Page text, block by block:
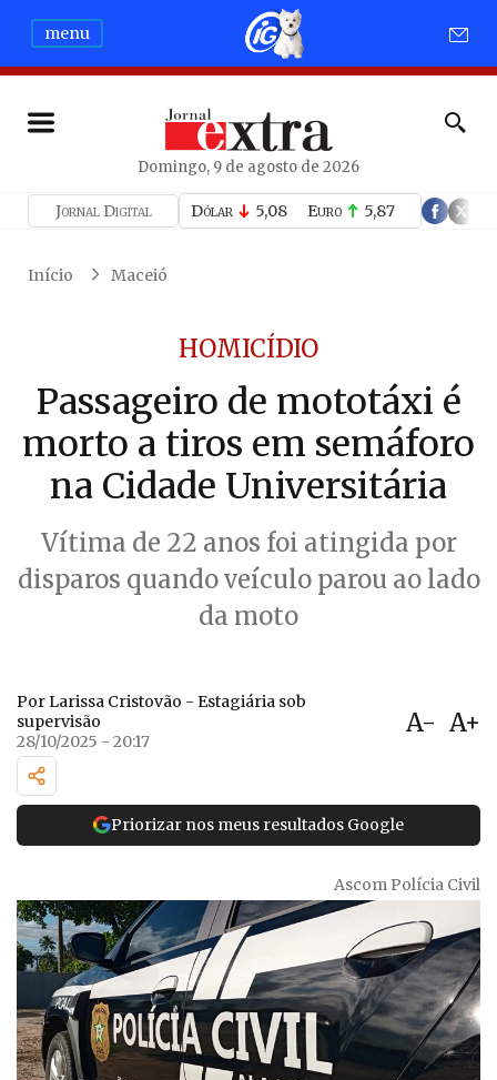
menu
Domingo, 9 de agosto de 2026
Jornal Digital Dólar 5,08 Euro 5,87
Início Maceió
HOMICÍDIO
Passageiro de mototáxi é
morto a tiros em semáforo
na Cidade Universitária
Vítima de 22 anos foi atingida por
disparos quando veículo parou ao lado
da moto
Por Larissa Cristovão - Estagiária sob
supervisão
28/10/2025 - 20:17
A- A+
Priorizar nos meus resultados Google
Ascom Polícia Civil